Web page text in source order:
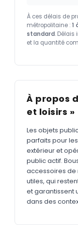
À ces délais de
métropolitaine : 1
standard. Délais
et la quantité
À propos
et loisirs »
Les objets
parfaits pour
extérieur et
public actif.
accessoires de
utiles, qui
et garantissent
dans des